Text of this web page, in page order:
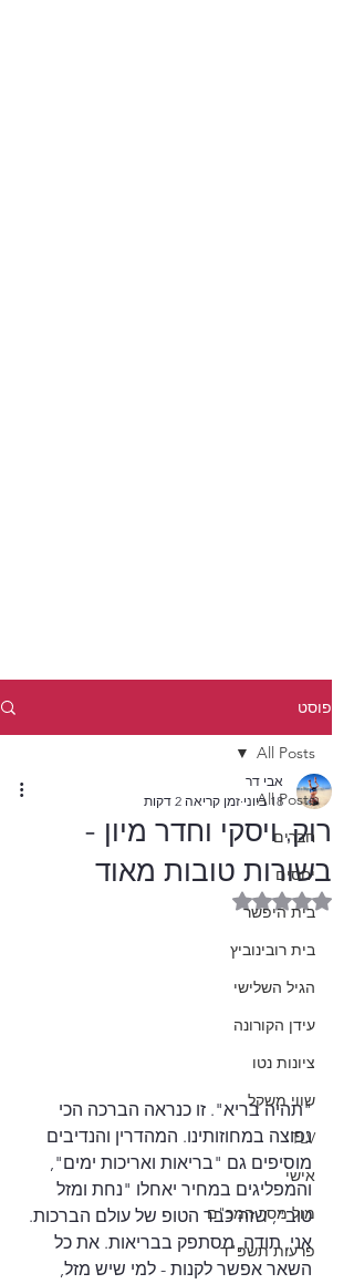
פוסט
All Posts
חברים
יחסים
בית היפשר
בית רובינוביץ
הגיל השלישי
עידן הקורונה
ציונות נטו
שווי משקל
TLV
אישי
מול מסך המכ"ם
פרעות תשפ"ד
All Posts
רוק, ויסקי וחדר מיון -
בשורות טובות מאוד
אבי דר
18 ביוני
זמן קריאה 2 דקות
דירוג של NaN מתוך 5 כוכבים
"תהיה בריא". זו כנראה הברכה הכי
נפוצה במחוזותינו. המהדרין והנדיבים
מוסיפים גם "בריאות ואריכות ימים",
והמפליגים במחיר יאחלו "נחת ומזל
טוב", שזה כבר הטופ של עולם הברכות.
אני, תודה, מסתפק בבריאות. את כל
השאר אפשר לקנות - למי שיש מזל,